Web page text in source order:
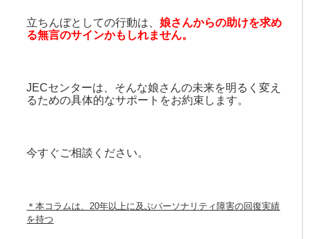
立ちんぼとしての行動は、娘さんからの助けを求め
る無言のサインかもしれません。
JECセンターは、そんな娘さんの未来を明るく変え
るための具体的なサポートをお約束します。
今すぐご相談ください。
＊本コラムは、20年以上に及ぶパーソナリティ障害の回復実績
を持つ